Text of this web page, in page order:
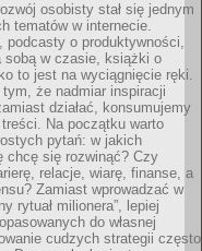
osobisty stał się jednym
tematów w internecie.
podcasty o produktywności,
sobą w czasie, książki o
to jest na wyciągnięcie ręki.
że nadmiar inspiracji
działać, konsumujemy
Na początku warto
pytań: w jakich
chcę się rozwinąć? Czy
relacje, wiarę, finanse, a
Zamiast wprowadzać w
rytuał milionera”, lepiej
do własnej
cudzych strategii często